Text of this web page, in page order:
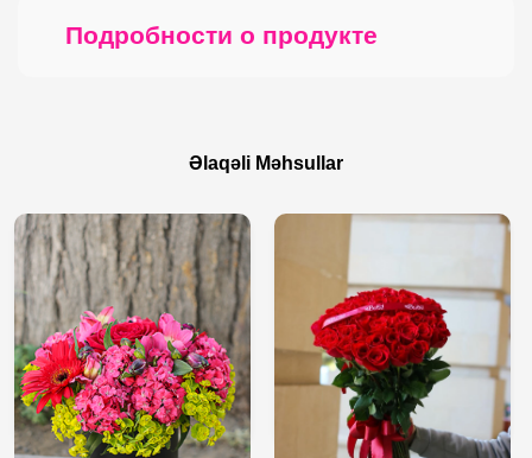
Подробности о продукте
Əlaqəli Məhsullar